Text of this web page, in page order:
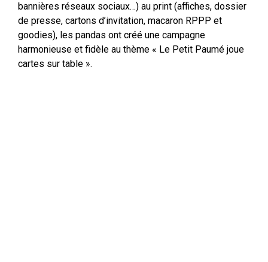
bannières réseaux sociaux…) au print (affiches, dossier
de presse, cartons d’invitation, macaron RPPP et
goodies), les pandas ont créé une campagne
harmonieuse et fidèle au thème « Le Petit Paumé joue
cartes sur table ».